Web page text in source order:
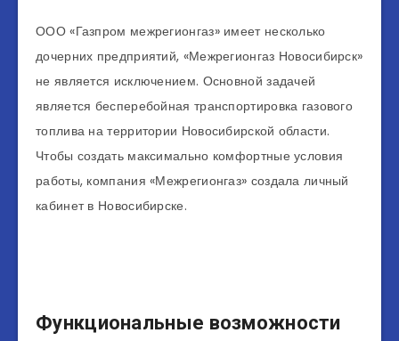
ООО «Газпром межрегионгаз» имеет несколько
дочерних предприятий, «Межрегионгаз Новосибирск»
не является исключением. Основной задачей
является бесперебойная транспортировка газового
топлива на территории Новосибирской области.
Чтобы создать максимально комфортные условия
работы, компания «Межрегионгаз» создала личный
кабинет в Новосибирске.
Функциональные возможности